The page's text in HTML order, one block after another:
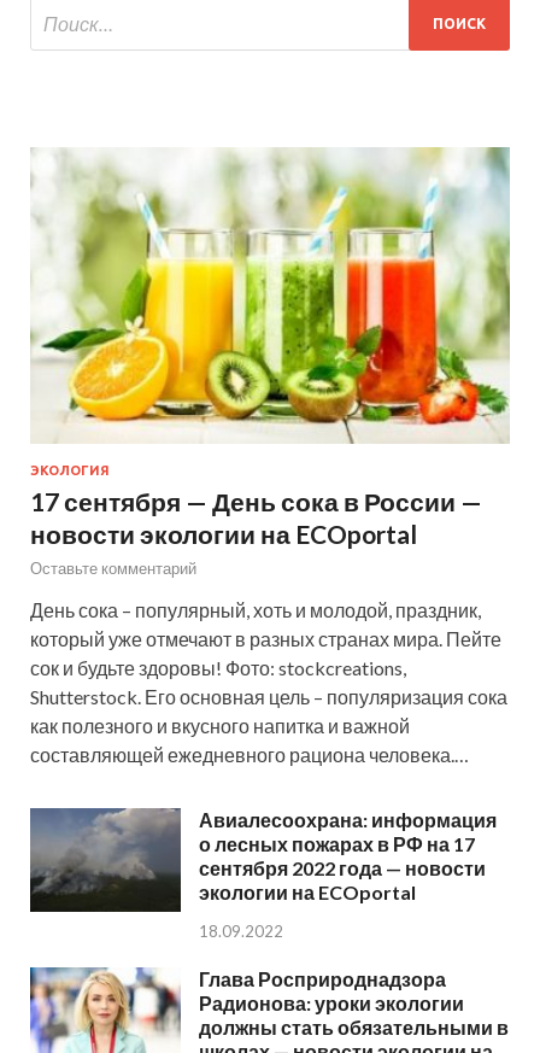
ЭКОЛОГИЯ
17 сентября — День сока в России —
новости экологии на ECOportal
Оставьте комментарий
День сока – популярный, хоть и молодой, праздник,
который уже отмечают в разных странах мира. Пейте
сок и будьте здоровы! Фото: stockcreations,
Shutterstock. Его основная цель – популяризация сока
как полезного и вкусного напитка и важной
составляющей ежедневного рациона человека.…
Авиалесоохрана: информация
о лесных пожарах в РФ на 17
сентября 2022 года — новости
экологии на ECOportal
18.09.2022
Глава Росприроднадзора
Радионова: уроки экологии
должны стать обязательными в